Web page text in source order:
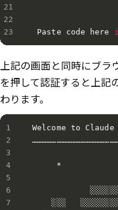
Paste code here
上記の画面と同時にブラ
を押して認証すると上記
わります。
Welcome to
*
░░░